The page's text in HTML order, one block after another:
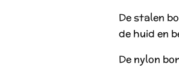
De stalen
de huid en
De nylon